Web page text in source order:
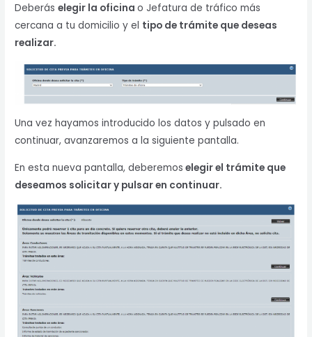
Deberáselegir la oficinao Jefatura de tráfico más
cercana a tu domicilio y el tipo de trámite que deseas
realizar.
Una vez hayamos introducido los datos y pulsado en
continuar, avanzaremos a la siguiente pantalla.
En esta nueva pantalla, deberemos elegir el trámite que
deseamos solicitar y pulsar en continuar.